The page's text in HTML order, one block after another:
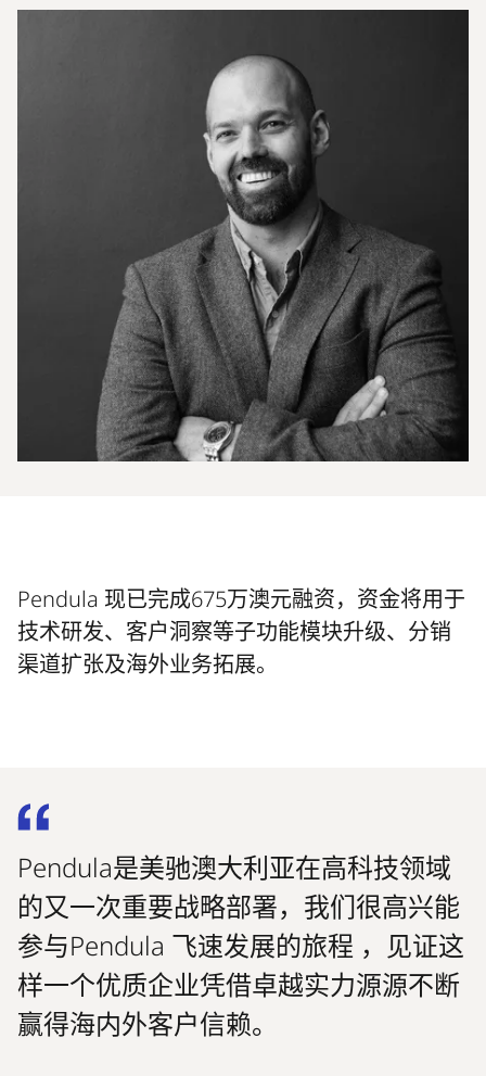
Pendula 现已完成675万澳元融资，资金将用于
技术研发、客户洞察等子功能模块升级、分销
渠道扩张及海外业务拓展。
Pendula是美驰澳大利亚在高科技领域
的又一次重要战略部署，我们很高兴能
参与Pendula 飞速发展的旅程 ，见证这
样一个优质企业凭借卓越实力源源不断
赢得海内外客户信赖。